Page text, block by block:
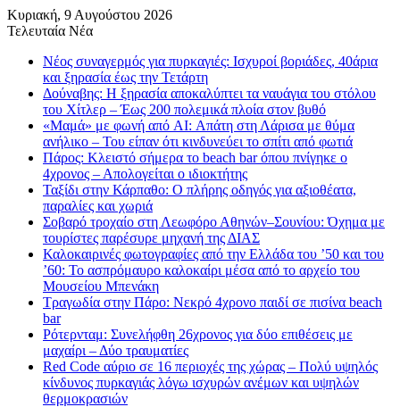
Κυριακή, 9 Αυγούστου 2026
Τελευταία Νέα
Νέος συναγερμός για πυρκαγιές: Ισχυροί βοριάδες, 40άρια
και ξηρασία έως την Τετάρτη
Δούναβης: Η ξηρασία αποκαλύπτει τα ναυάγια του στόλου
του Χίτλερ – Έως 200 πολεμικά πλοία στον βυθό
«Μαμά» με φωνή από AI: Απάτη στη Λάρισα με θύμα
ανήλικο – Του είπαν ότι κινδυνεύει το σπίτι από φωτιά
Πάρος: Κλειστό σήμερα το beach bar όπου πνίγηκε ο
4χρονος – Απολογείται ο ιδιοκτήτης
Ταξίδι στην Κάρπαθο: Ο πλήρης οδηγός για αξιοθέατα,
παραλίες και χωριά
Σοβαρό τροχαίο στη Λεωφόρο Αθηνών–Σουνίου: Όχημα με
τουρίστες παρέσυρε μηχανή της ΔΙΑΣ
Καλοκαιρινές φωτογραφίες από την Ελλάδα του ’50 και του
’60: Το ασπρόμαυρο καλοκαίρι μέσα από το αρχείο του
Μουσείου Μπενάκη
Τραγωδία στην Πάρο: Νεκρό 4χρονο παιδί σε πισίνα beach
bar
Ρότερνταμ: Συνελήφθη 26χρονος για δύο επιθέσεις με
μαχαίρι – Δύο τραυματίες
Red Code αύριο σε 16 περιοχές της χώρας – Πολύ υψηλός
κίνδυνος πυρκαγιάς λόγω ισχυρών ανέμων και υψηλών
θερμοκρασιών